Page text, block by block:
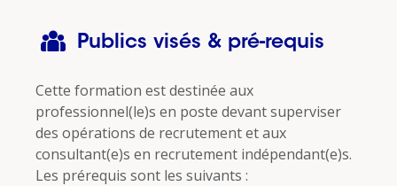
Publics visés & pré-requis
Cette formation est destinée aux
professionnel(le)s en poste devant superviser
des opérations de recrutement et aux
consultant(e)s en recrutement indépendant(e)s.
Les prérequis sont les suivants :